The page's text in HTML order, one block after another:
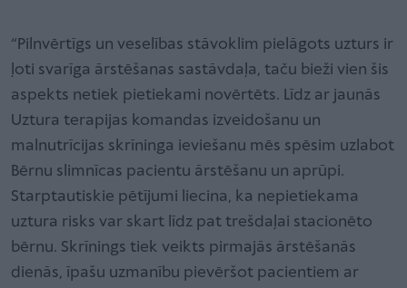
“Pilnvērtīgs un veselības stāvoklim pielāgots uzturs ir
ļoti svarīga ārstēšanas sastāvdaļa, taču bieži vien šis
aspekts netiek pietiekami novērtēts. Līdz ar jaunās
Uztura terapijas komandas izveidošanu un
malnutrīcijas skrīninga ieviešanu mēs spēsim uzlabot
Bērnu slimnīcas pacientu ārstēšanu un aprūpi.
Starptautiskie pētījumi liecina, ka nepietiekama
uztura risks var skart līdz pat trešdaļai stacionēto
bērnu. Skrīnings tiek veikts pirmajās ārstēšanās
dienās, īpašu uzmanību pievēršot pacientiem ar